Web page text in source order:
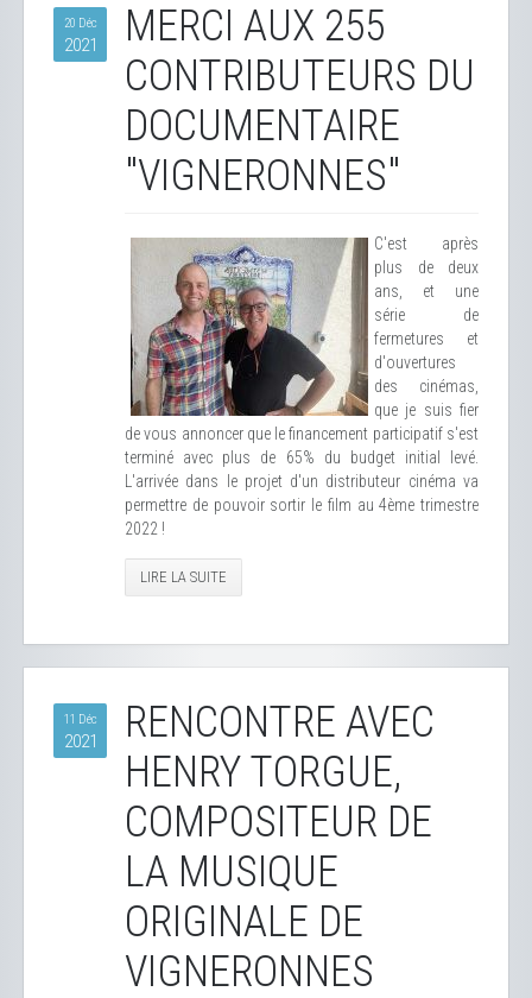
20 Déc
2021
MERCI AUX 255
CONTRIBUTEURS DU
DOCUMENTAIRE
"VIGNERONNES"
C'est après
plus de deux
ans, et une
série de
fermetures et
d'ouvertures
des cinémas,
que je suis fier
de vous annoncer que le financement participatif s'est
terminé avec plus de 65% du budget initial levé.
L'arrivée dans le projet d'un distributeur cinéma va
permettre de pouvoir sortir le film au 4ème trimestre
2022 !
LIRE LA SUITE
11 Déc
2021
RENCONTRE AVEC
HENRY TORGUE,
COMPOSITEUR DE
LA MUSIQUE
ORIGINALE DE
VIGNERONNES